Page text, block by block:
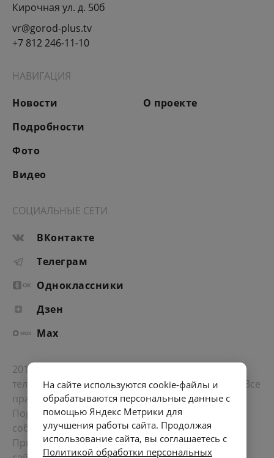
Кирочная ул. д. 50б
vr@gorod-plus.tv
+7 812 246-11-10
НАВИГАЦИЯ
Новости
Подробности
Фото
Видео
О проекте
СОЦИАЛЬНЫЕ СЕТИ
ВКонтакте
Телеграм
Одноклассники
Дзен
Max
2012-2026 © Портал «Электронное интернет-
телевидение правительства Санкт-Петербурга». Все
права защищены.
Портал Санкт-Петербурга- о его людях, жизни,
событиях, последних новостях.
При перепечатке материалов, прямая ссылка на
На сайте используются cookie-файлы и
обрабатываются персональные данные с
помощью Яндекс Метрики для
улучшения работы сайта. Продолжая
использование сайта, вы соглашаетесь с
Политикой обработки персональных